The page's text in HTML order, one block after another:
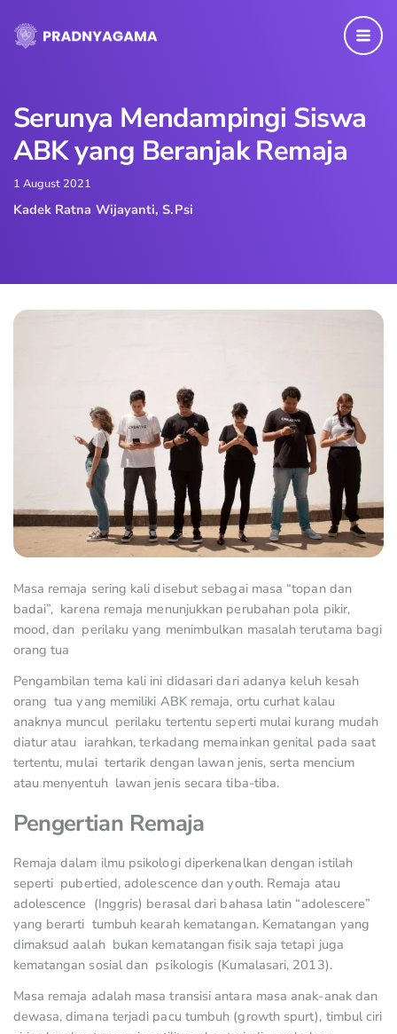
content
Serunya Mendampingi Siswa
ABK yang Beranjak Remaja
1 August 2021
Kadek Ratna Wijayanti, S.Psi
Masa remaja sering kali disebut sebagai masa “topan dan
badai”, karena remaja menunjukkan perubahan pola pikir,
mood, dan perilaku yang menimbulkan masalah terutama bagi
orang tua
Pengambilan tema kali ini didasari dari adanya keluh kesah
orang tua yang memiliki ABK remaja, ortu curhat kalau
anaknya muncul perilaku tertentu seperti mulai kurang mudah
diatur atau iarahkan, terkadang memainkan genital pada saat
tertentu, mulai tertarik dengan lawan jenis, serta mencium
atau menyentuh lawan jenis secara tiba-tiba.
Pengertian Remaja
Remaja dalam ilmu psikologi diperkenalkan dengan istilah
seperti pubertied, adolescence dan youth. Remaja atau
adolescence (Inggris) berasal dari bahasa latin “adolescere”
yang berarti tumbuh kearah kematangan. Kematangan yang
dimaksud aalah bukan kematangan fisik saja tetapi juga
kematangan sosial dan psikologis (Kumalasari, 2013).
Masa remaja adalah masa transisi antara masa anak-anak dan
dewasa, dimana terjadi pacu tumbuh (growth spurt), timbul ciri